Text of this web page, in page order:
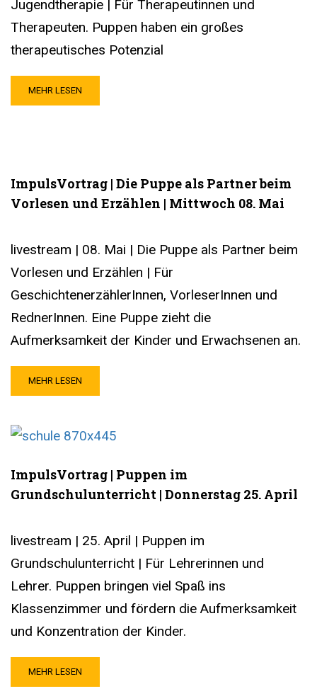
Jugendtherapie | Für Therapeutinnen und
Therapeuten. Puppen haben ein großes
therapeutisches Potenzial
MEHR LESEN
ImpulsVortrag | Die Puppe als Partner beim
Vorlesen und Erzählen | Mittwoch 08. Mai
livestream | 08. Mai | Die Puppe als Partner beim
Vorlesen und Erzählen | Für
GeschichtenerzählerInnen, VorleserInnen und
RednerInnen. Eine Puppe zieht die
Aufmerksamkeit der Kinder und Erwachsenen an.
MEHR LESEN
ImpulsVortrag | Puppen im
Grundschulunterricht | Donnerstag 25. April
livestream | 25. April | Puppen im
Grundschulunterricht | Für Lehrerinnen und
Lehrer. Puppen bringen viel Spaß ins
Klassenzimmer und fördern die Aufmerksamkeit
und Konzentration der Kinder.
MEHR LESEN